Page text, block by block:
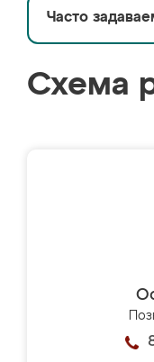
Часто
Схема